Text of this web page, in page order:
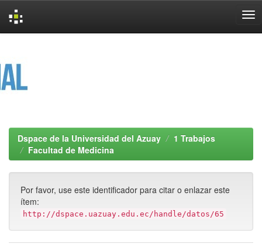
Dspace de la Universidad del Azuay
1 Trabajos
Facultad de Medicina
Por favor, use este identificador para citar o enlazar este
ítem:
http://dspace.uazuay.edu.ec/handle/datos/65